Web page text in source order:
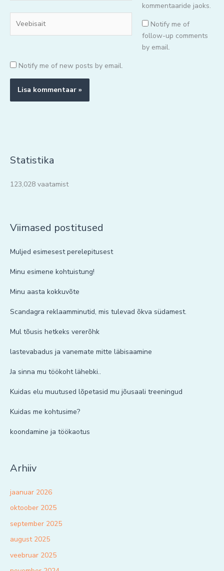
kommentaaride jaoks.
Notify me of
follow-up comments
by email.
Notify me of new posts by email.
Statistika
123,028 vaatamist
Viimased postitused
Muljed esimesest perelepitusest
Minu esimene kohtuistung!
Minu aasta kokkuvõte
Scandagra reklaamminutid, mis tulevad õkva südamest.
Mul tõusis hetkeks vererõhk
lastevabadus ja vanemate mitte läbisaamine
Ja sinna mu töökoht lähebki..
Kuidas elu muutused lõpetasid mu jõusaali treeningud
Kuidas me kohtusime?
koondamine ja töökaotus
Arhiiv
jaanuar 2026
oktoober 2025
september 2025
august 2025
veebruar 2025